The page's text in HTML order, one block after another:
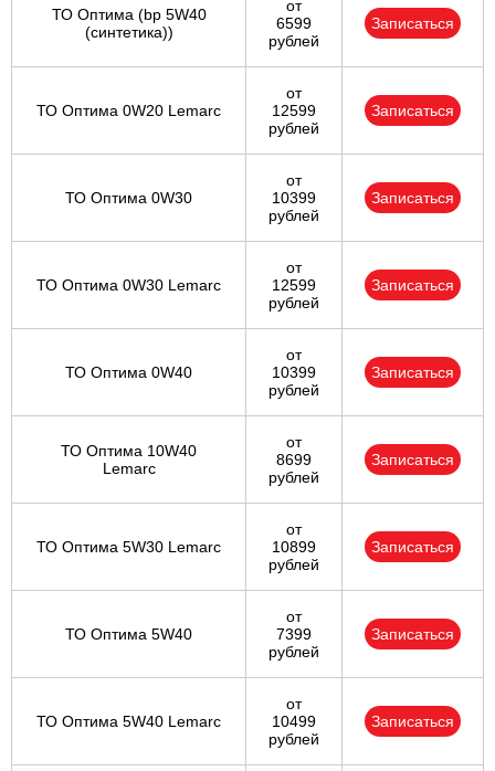
ТО Оптима (bp 5W40
(синтетика))
от
6599
рублей
Записаться
ТО Оптима 0W20 Lemarc
от
12599
рублей
Записаться
ТО Оптима 0W30
от
10399
рублей
Записаться
ТО Оптима 0W30 Lemarc
от
12599
рублей
Записаться
ТО Оптима 0W40
от
10399
рублей
Записаться
ТО Оптима 10W40
Lemarc
от
8699
рублей
Записаться
ТО Оптима 5W30 Lemarc
от
10899
рублей
Записаться
ТО Оптима 5W40
от
7399
рублей
Записаться
ТО Оптима 5W40 Lemarc
от
10499
рублей
Записаться